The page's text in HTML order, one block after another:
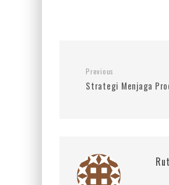
Previous
Strategi Menjaga